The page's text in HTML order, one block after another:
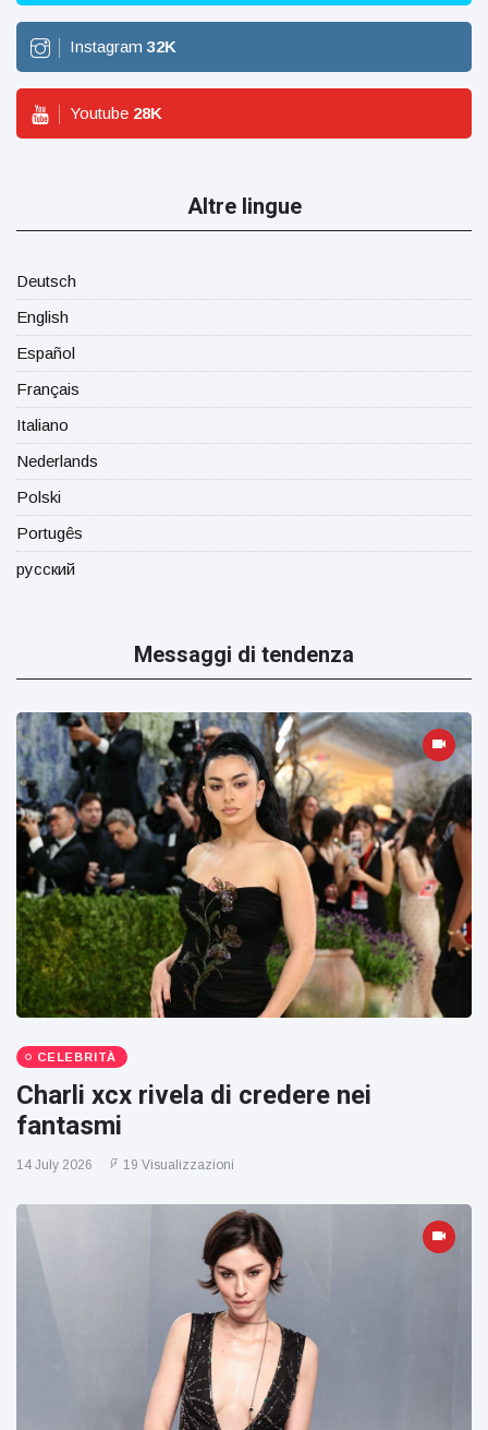
Instagram 32K
Youtube 28K
Altre lingue
Deutsch
English
Español
Français
Italiano
Nederlands
Polski
Portugês
русский
Messaggi di tendenza
CELEBRITÀ
Charli xcx rivela di credere nei
fantasmi
14 July 2026 19 Visualizzazioni